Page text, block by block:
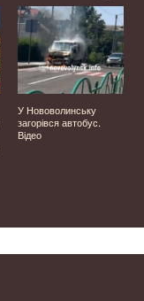
У Нововолинську
загорівся автобус.
Відео